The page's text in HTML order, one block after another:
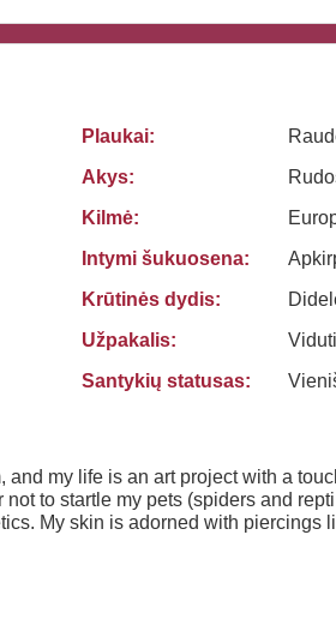
Plaukai:
Akys:
Kilmė:
Intymi šukuosena:
Krūtinės dydis:
Užpakalis:
Santykių statusas:
not to startle my pets (spiders and
My skin is adorned with piercings
scale patterns together or